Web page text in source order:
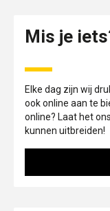
Mis je
Elke dag zijn wij
ook online aan te
online? Laat het
kunnen uitbreiden!